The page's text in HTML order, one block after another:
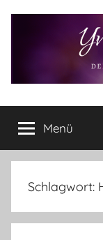
Yvis
Lifestyle
Blog
–
Lifestyle,
Produkttests
Menü
Schlagwort: